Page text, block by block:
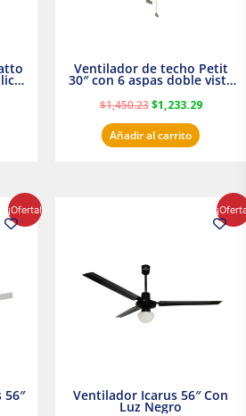
Ventilador de techo Petit
30″ con 6 aspas doble vista
Satinado Masterfan
$1,450.23 $1,233.29
Añadir al carrito
¡Oferta!
Ventilador Icarus 56″ Con
Luz Negro
precio
actual